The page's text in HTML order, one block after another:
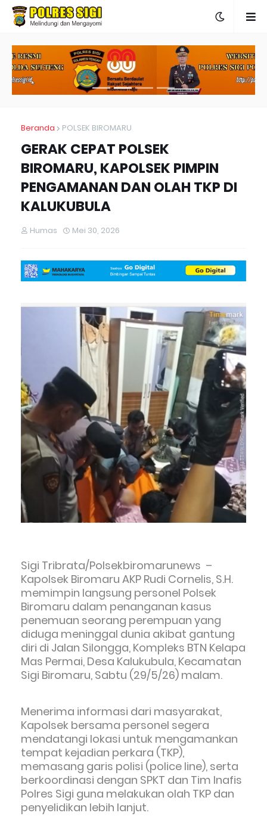
Beranda POLSEK BIROMARU
GERAK CEPAT POLSEK
BIROMARU, KAPOLSEK PIMPIN
PENGAMANAN DAN OLAH TKP DI
KALUKUBULA
Humas Mei 30, 2026
Sigi Tribrata/Polsekbiromarunews –
Kapolsek Biromaru AKP Rudi Cornelis, S.H.
memimpin langsung personel Polsek
Biromaru dalam penanganan kasus
penemuan seorang perempuan yang
diduga meninggal dunia akibat gantung
diri di Jalan Silongga, Kompleks BTN Kelapa
Mas Permai, Desa Kalukubula, Kecamatan
Sigi Biromaru, Sabtu (29/5/26) malam.
Menerima informasi dari masyarakat,
Kapolsek bersama personel segera
mendatangi lokasi untuk mengamankan
tempat kejadian perkara (TKP),
memasang garis polisi (police line), serta
berkoordinasi dengan SPKT dan Tim Inafis
Polres Sigi guna melakukan olah TKP dan
penyelidikan lebih lanjut.